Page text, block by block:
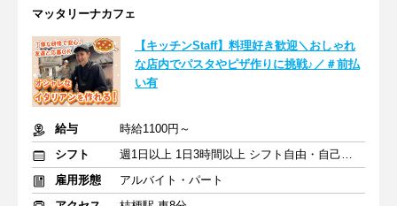
マッタリーナカフェ
【キッチンStaff】料理好き歓迎＼おしゃれ
な店内でパスタやピザ作りに挑戦♪／＃前払
い有
給与
時給1100円～
シフト
週1日以上 1日3時間以上 シフト自由・自己申告
雇用形態
アルバイト・パート